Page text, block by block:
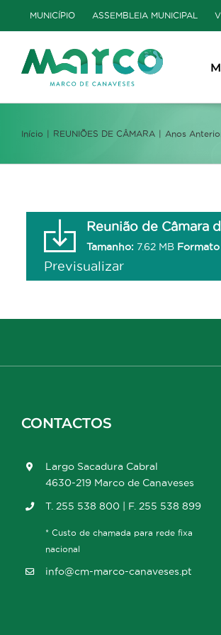
to
content
MUNICÍPIO ASSEMBLEIA MUNICIPAL
Início REUNIÕES DE CÂMARA Anos
Reunião de Câmara
Tamanho: 7.62 MB Formato
Previsualizar
CONTACTOS
Largo Sacadura Cabral
4630-219 Marco de Canaveses
T. 255 538 800 | F. 255 538 899
* Custo de chamada para rede fixa
nacional
info@cm-marco-canaveses.pt